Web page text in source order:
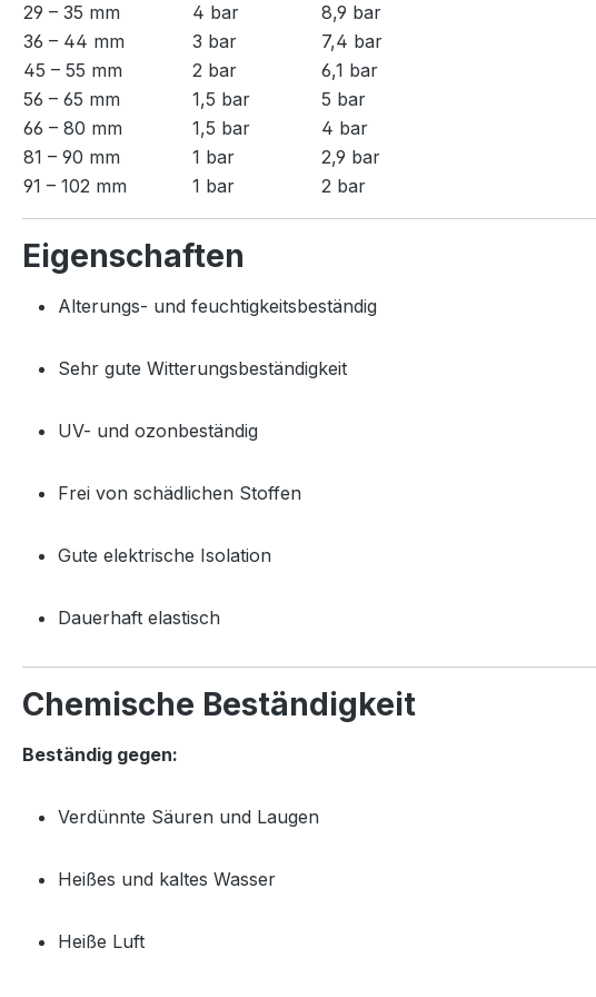
29 – 35 mm
4 bar
8,9 bar
36 – 44 mm
3 bar
7,4 bar
45 – 55 mm
2 bar
6,1 bar
56 – 65 mm
1,5 bar
5 bar
66 – 80 mm
1,5 bar
4 bar
81 – 90 mm
1 bar
2,9 bar
91 – 102 mm
1 bar 2 bar
Eigenschaften
Alterungs- und feuchtigkeitsbeständig
Sehr gute Witterungsbeständigkeit
UV- und ozonbeständig
Frei von schädlichen Stoffen
Gute elektrische Isolation
Dauerhaft elastisch
Chemische Beständigkeit
Beständig gegen:
Verdünnte Säuren und Laugen
Heißes und kaltes Wasser
Heiße Luft